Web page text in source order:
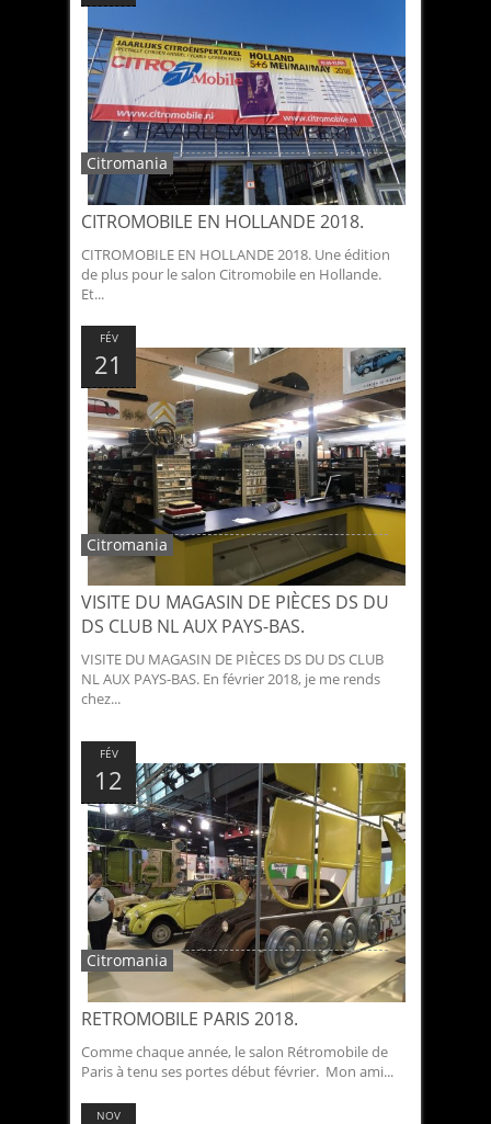
CITROMOBILE EN HOLLANDE 2018.
CITROMOBILE EN HOLLANDE 2018. Une édition
de plus pour le salon Citromobile en Hollande.
Et...
Citromania
VISITE DU MAGASIN DE PIÈCES DS DU
DS CLUB NL AUX PAYS-BAS.
VISITE DU MAGASIN DE PIÈCES DS DU DS CLUB
NL AUX PAYS-BAS. En février 2018, je me rends
chez...
Citromania
FÉV
21
RETROMOBILE PARIS 2018.
Comme chaque année, le salon Rétromobile de
Paris à tenu ses portes début février. Mon ami...
Citromania
FÉV
12
NOV